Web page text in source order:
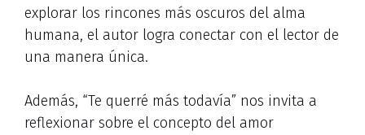
explorar los rincones más oscuros del alma
humana, el autor logra conectar con el lector de
una manera única.
Además, “Te querré más todavía” nos invita a
reflexionar sobre el concepto del amor